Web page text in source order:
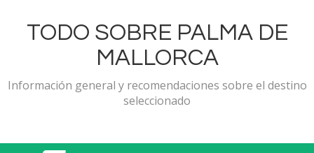
TODO SOBRE PALMA DE
MALLORCA
Información general y recomendaciones sobre el destino
seleccionado